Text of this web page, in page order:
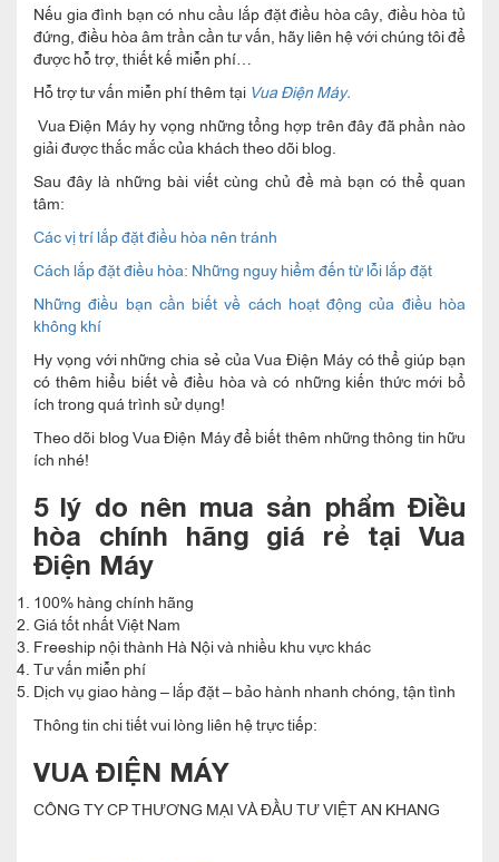
Nếu gia đình bạn có nhu cầu lắp đặt điều hòa cây, điều hòa tủ
đứng, điều hòa âm trần cần tư vấn, hãy liên hệ với chúng tôi để
được hỗ trợ, thiết kế miễn phí…
Hỗ trợ tư vấn miễn phí thêm tại Vua Điện Máy.
Vua Điện Máy hy vọng những tổng hợp trên đây đã phần nào
giải được thắc mắc của khách theo dõi blog.
Sau đây là những bài viết cùng chủ đề mà bạn có thể quan
tâm:
Các vị trí lắp đặt điều hòa nên tránh
Cách lắp đặt điều hòa: Những nguy hiểm đến từ lỗi lắp đặt
Những điều bạn cần biết về cách hoạt động của điều hòa
không khí
Hy vọng với những chia sẻ của Vua Điện Máy có thể giúp bạn
có thêm hiểu biết về điều hòa và có những kiến thức mới bổ
ích trong quá trình sử dụng!
Theo dõi blog Vua Điện Máy để biết thêm những thông tin hữu
ích nhé!
5 lý do nên mua sản phẩm Điều
hòa chính hãng giá rẻ tại Vua
Điện Máy
100% hàng chính hãng
Giá tốt nhất Việt Nam
Freeship nội thành Hà Nội và nhiều khu vực khác
Tư vấn miễn phí
Dịch vụ giao hàng – lắp đặt – bảo hành nhanh chóng, tận tình
Thông tin chi tiết vui lòng liên hệ trực tiếp:
VUA ĐIỆN MÁY
CÔNG TY CP THƯƠNG MẠI VÀ ĐẦU TƯ VIỆT AN KHANG